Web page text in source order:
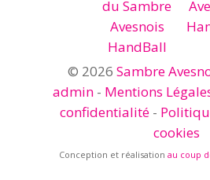
© 2026 Sambre
admin - Mentions
confidentialité-
cookies
Conception et réalisation au coup